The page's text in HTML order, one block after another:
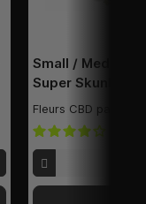
Small / Medium
Super Skunk -
Fleurs CBD pas cher